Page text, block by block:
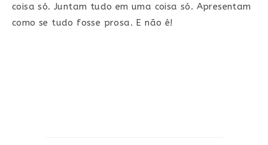
coisa só. Juntam tudo em uma coisa só. Apresentam
como se tudo fosse prosa. E não é!